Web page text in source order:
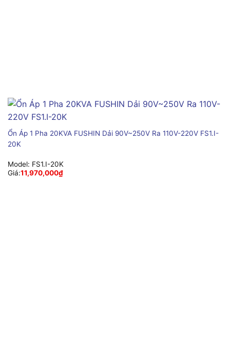
Ổn Áp 1 Pha 20KVA FUSHIN Dải 90V~250V Ra 110V-220V FS1.I-
20K
Model: FS1.I-20K
Giá:11,970,000₫